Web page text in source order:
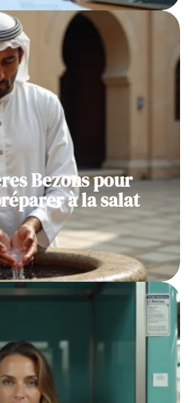
Bezons pour
à la salat